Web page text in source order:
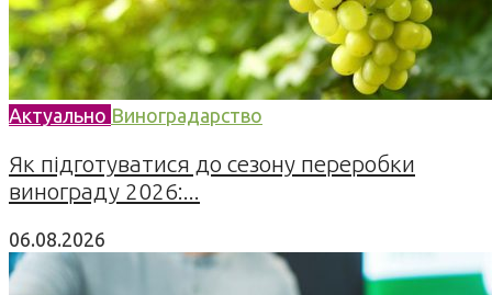
Актуально Виноградарство
Як підготуватися до сезону переробки
винограду 2026:...
06.08.2026